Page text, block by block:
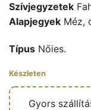
Szívjegyzetek
Alapjegyek Méz,
Típus Nőies.
Készleten
Gyors